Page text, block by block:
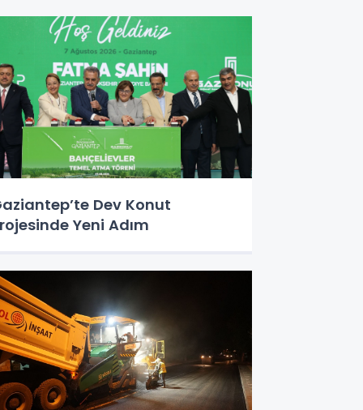
Dev Konut
Yeni Adım